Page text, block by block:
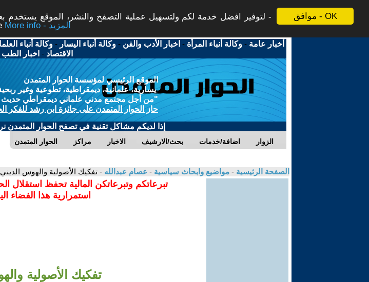
موافق - OK
لتوفير افضل خدمة لكم ولتسهيل عملية التصفح والنشر، الموقع يستخدم
More info - المزيد
أخبار عامة -وكالة أنباء المرأة - اخبار الأدب والفن -وكالة أنباء اليسار -وكالة أنباء
الاقتصاد - اخبار الطب
الموقع الرئيسي لمؤسسة الحوار المتمدن
يسارية، علمانية، ديمقراطية، تطوعية وغير
"من أجل مجتمع مدني علماني ديمقراطي حديث
حاز الحوار المتمدن على جائزة ابن رشد للفكر
إذا لديكم مشاكل تقنية في تصفح الحوار المتمدن
الحوار المتمدن مراكز الاخبار بحث/الارشيف اضافة/خدمات الزوار
الصفحة الرئيسية - مواضيع وابحاث سياسية - عصام عبدالله - تفكيك الأصولية والهوس الديني
تبرعاتكم وتبرعاتكن المالية تحفظ استقلال
استمرارية هذا الفضاء
تفكيك الأصولية